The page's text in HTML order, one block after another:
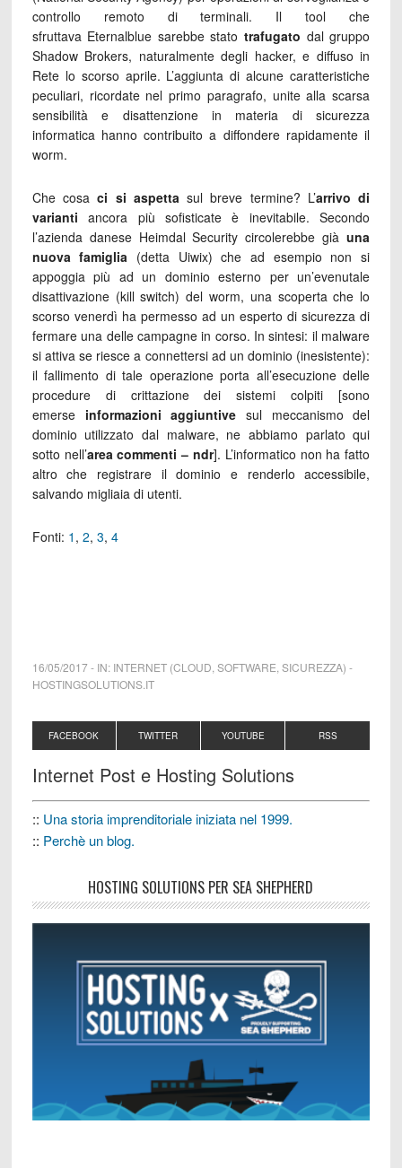
controllo remoto di terminali. Il tool che
sfruttava Eternalblue sarebbe statotrafugato dal gruppo
Shadow Brokers, naturalmente degli hacker, e diffuso in
Rete lo scorso aprile. L’aggiunta di alcune caratteristiche
peculiari, ricordate nel primo paragrafo, unite alla scarsa
sensibilità e disattenzione in materia di sicurezza
informatica hanno contribuito a diffondere rapidamente il
worm.
Che cosaci si aspetta sul breve termine? L’arrivo di
varianti ancora più sofisticate è inevitabile. Secondo
l’azienda danese Heimdal Security circolerebbe giàuna
nuova famiglia (detta Uiwix) che ad esempio non si
appoggia più ad un dominio esterno per un’evenutale
disattivazione (kill switch) del worm, una scoperta che lo
scorso venerdì ha permesso ad un esperto di sicurezza di
fermare una delle campagne in corso. In sintesi: il malware
si attiva se riesce a connettersi ad un dominio (inesistente):
il fallimento di tale operazione porta all’esecuzione delle
procedure di crittazione dei sistemi colpiti [sono
emerse informazioni aggiuntive sul meccanismo del
dominio utilizzato dal malware, ne abbiamo parlato qui
sotto nell’area commenti – ndr]. L’informatico non ha fatto
altro che registrare il dominio e renderlo accessibile,
salvando migliaia di utenti.
Fonti: 1 , 2, 3, 4
16/05/2017- IN: INTERNET (CLOUD, SOFTWARE, SICUREZZA) -
HOSTINGSOLUTIONS.IT
FACEBOOK TWITTER YOUTUBE RSS
Internet Post e Hosting Solutions
:: Una storia imprenditoriale iniziata nel 1999.
:: Perchè un blog.
HOSTING SOLUTIONS PER SEA SHEPHERD